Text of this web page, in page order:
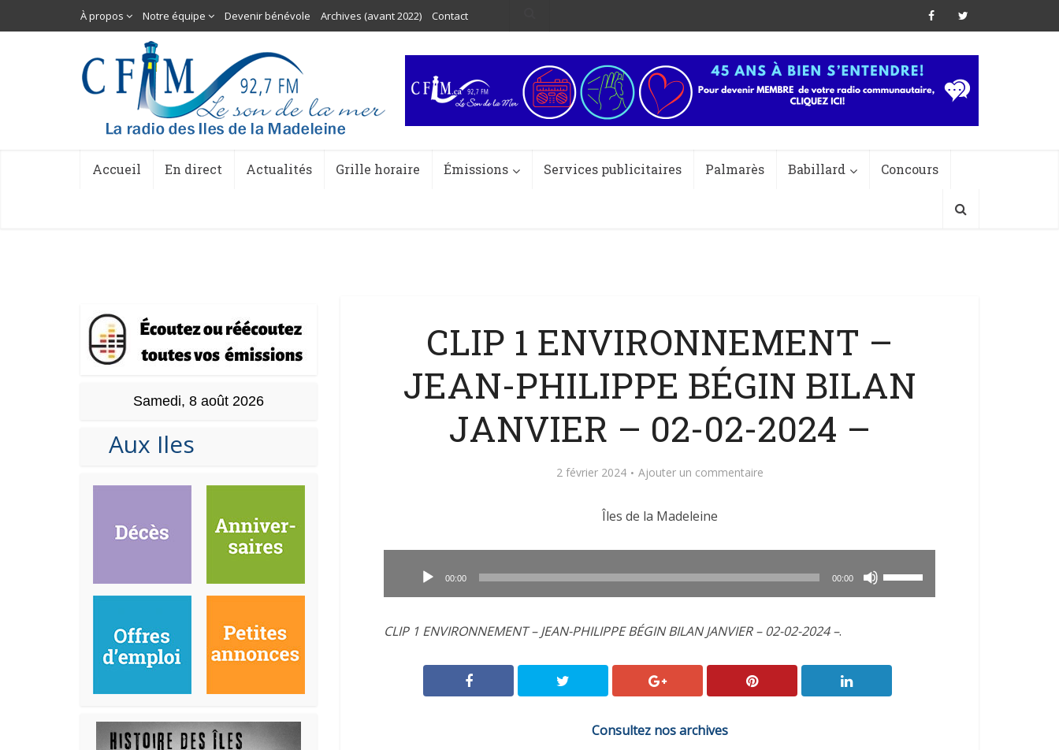
À propos Notre équipe Devenir bénévole Archives (avant 2022) Contact
Accueil En direct Actualités Grille horaire Émissions Services publicitaires Palmarès Babillard Concours
Samedi, 8 août 2026
Aux Iles
CLIP 1 ENVIRONNEMENT –
JEAN-PHILIPPE BÉGIN BILAN
JANVIER – 02-02-2024 –
2 février 2024 Ajouter un commentaire
Îles de la Madeleine
00:00 00:00
ou
CLIP 1 ENVIRONNEMENT – JEAN-PHILIPPE BÉGIN BILAN JANVIER – 02-02-2024 –.
Consultez nos archives